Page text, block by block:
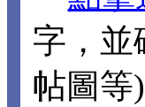
字，並
帖圖等